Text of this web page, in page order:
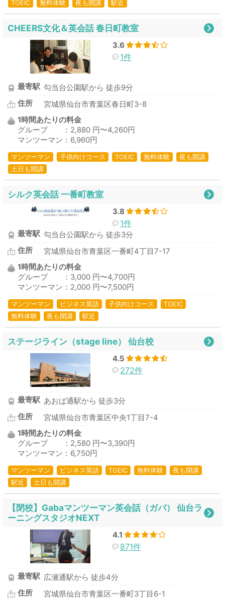
TOEIC 無料体験 夜も開講 駅近
CHEERS文化＆英会話 春日町教室
3.6
1件
最寄駅 勾当台公園駅から 徒歩9分
住所
宮城県仙台市青葉区春日町3-8
1時間あたりの料金
グループ ：2,880 円〜4,260円
マンツーマン：6,960円
マンツーマン 子供向けコース TOEIC 無料体験
夜も開講
土日も開講
シルク英会話 一番町教室
3.8
1件
最寄駅 勾当台公園駅から 徒歩3分
住所
宮城県仙台市青葉区一番町4丁目7-17
1時間あたりの料金
グループ ：3,000 円〜4,700円
マンツーマン：2,000 円〜7,500円
マンツーマン ビジネス英語 子供向けコース
TOEIC
無料体験
夜も開講 駅近
ステージライン（stage line） 仙台校
4.5
272件
最寄駅 あおば通駅から 徒歩3分
住所
宮城県仙台市青葉区中央1丁目7-4
1時間あたりの料金
グループ ：2,580 円〜3,390円
マンツーマン：6,750円
マンツーマン ビジネス英語 TOEIC 無料体験
夜も開講
駅近
土日も開講
【閉校】Gabaマンツーマン英会話（ガバ） 仙台ラ
ーニングスタジオNEXT
4.1
871件
最寄駅 広瀬通駅から 徒歩4分
住所
宮城県仙台市青葉区一番町3丁目6-1